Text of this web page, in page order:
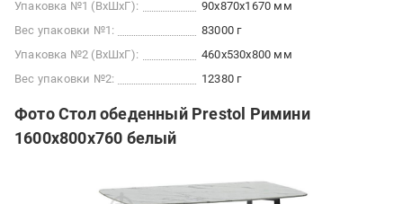
Упаковка №1 (ВхШхГ):
90x870x1670 мм
Вес упаковки №1:
83000 г
Упаковка №2 (ВхШхГ):
460x530x800 мм
Вес упаковки №2:
12380 г
Фото Стол обеденный Prestol Римини
1600х800х760 белый